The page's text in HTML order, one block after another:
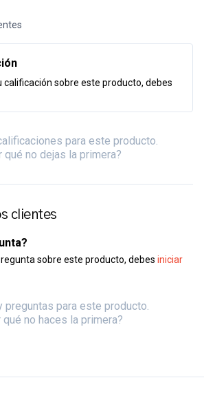
calificación sobre este producto, debes
para este producto.
qué no dejas la primera?
clientes
sobre este producto, debes iniciar
preguntas para este producto.
qué no haces la primera?